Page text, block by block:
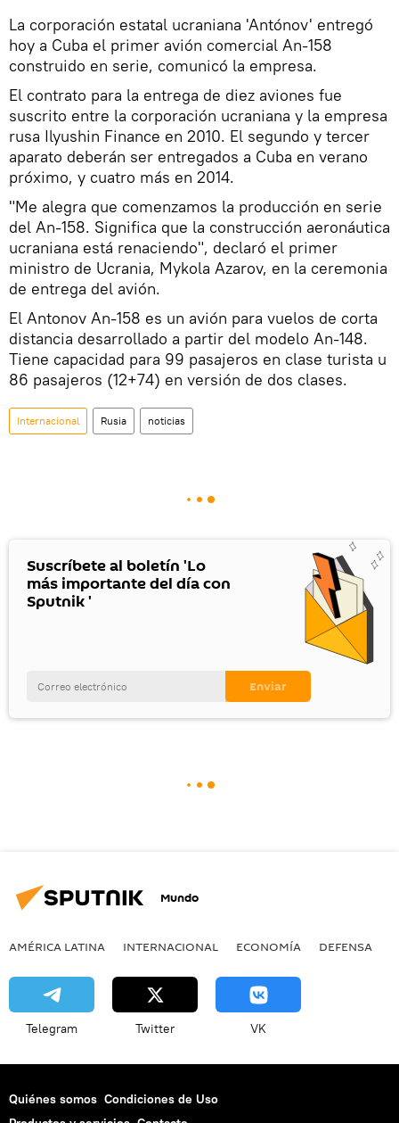
La corporación estatal ucraniana 'Antónov' entregó
hoy a Cuba el primer avión comercial An-158
construido en serie, comunicó la empresa.
El contrato para la entrega de diez aviones fue
suscrito entre la corporación ucraniana y la empresa
rusa Ilyushin Finance en 2010. El segundo y tercer
aparato deberán ser entregados a Cuba en verano
próximo, y cuatro más en 2014.
"Me alegra que comenzamos la producción en serie
del An-158. Significa que la construcción aeronáutica
ucraniana está renaciendo", declaró el primer
ministro de Ucrania, Mykola Azarov, en la ceremonia
de entrega del avión.
El Antonov An-158 es un avión para vuelos de corta
distancia desarrollado a partir del modelo An-148.
Tiene capacidad para 99 pasajeros en clase turista u
86 pasajeros (12+74) en versión de dos clases.
Internacional Rusia noticias
Suscríbete al boletín 'Lo
más importante del día con
Sputnik '
Mundo
AMÉRICA LATINA INTERNACIONAL ECONOMÍA DEFENSA
Telegram Twitter VK
Quiénes somos Condiciones de Uso